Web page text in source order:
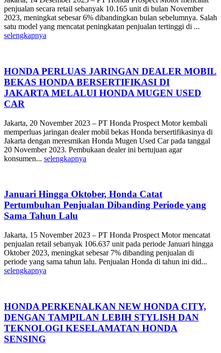
penjualan secara retail sebanyak 10.165 unit di bulan November
2023, meningkat sebesar 6% dibandingkan bulan sebelumnya. Salah
satu model yang mencatat peningkatan penjualan tertinggi di ...
selengkapnya
HONDA PERLUAS JARINGAN DEALER MOBIL
BEKAS HONDA BERSERTIFIKASI DI
JAKARTA MELALUI HONDA MUGEN USED
CAR
Jakarta, 20 November 2023 – PT Honda Prospect Motor kembali
memperluas jaringan dealer mobil bekas Honda bersertifikasinya di
Jakarta dengan meresmikan Honda Mugen Used Car pada tanggal
20 November 2023. Pembukaan dealer ini bertujuan agar
konsumen... selengkapnya
Januari Hingga Oktober, Honda Catat
Pertumbuhan Penjualan Dibanding Periode yang
Sama Tahun Lalu
Jakarta, 15 November 2023 – PT Honda Prospect Motor mencatat
penjualan retail sebanyak 106.637 unit pada periode Januari hingga
Oktober 2023, meningkat sebesar 7% dibanding penjualan di
periode yang sama tahun lalu. Penjualan Honda di tahun ini did...
selengkapnya
HONDA PERKENALKAN NEW HONDA CITY,
DENGAN TAMPILAN LEBIH STYLISH DAN
TEKNOLOGI KESELAMATAN HONDA
SENSING